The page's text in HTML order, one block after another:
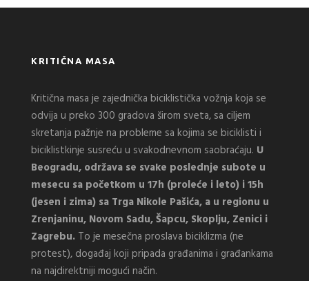
KRITIČNA MASA
Kritična masa je zajednička biciklistička vožnja koja se
odvija u preko 300 gradova širom sveta, sa ciljem
skretanja pažnje na probleme sa kojima se biciklisti i
biciklistkinje susreću u svakodnevnom saobraćaju. U
Beogradu, održava se svake poslednje subote u
mesecu sa početkom u 17h (proleće i leto) i 15h
(jesen i zima) sa Trga Nikole Pašića, a u regionu u
Zrenjaninu, Novom Sadu, Šapcu, Skoplju, Zenici i
Zagrebu. To je mesečna proslava biciklizma (ne
protest), događaj koji pripada građanima i građankama
na najdirektniji mogući način.